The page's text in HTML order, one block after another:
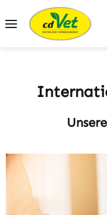
Zum Hauptinhalt